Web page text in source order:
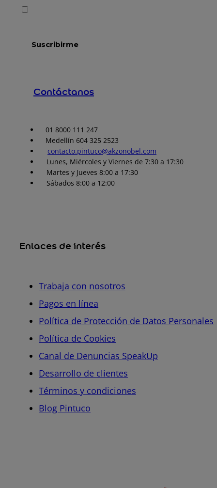
Contáctanos
01 8000 111 247
Medellín 604 325 2523
contacto.pintuco@akzonobel.com
Lunes, Miércoles y Viernes de 7:30 a 17:30
Martes y Jueves 8:00 a 17:30
Sábados 8:00 a 12:00
Enlaces de interés
Trabaja con nosotros
Pagos en línea
Política de Protección de Datos Personales
Política de Cookies
Canal de Denuncias SpeakUp
Desarrollo de clientes
Términos y condiciones
Blog Pintuco